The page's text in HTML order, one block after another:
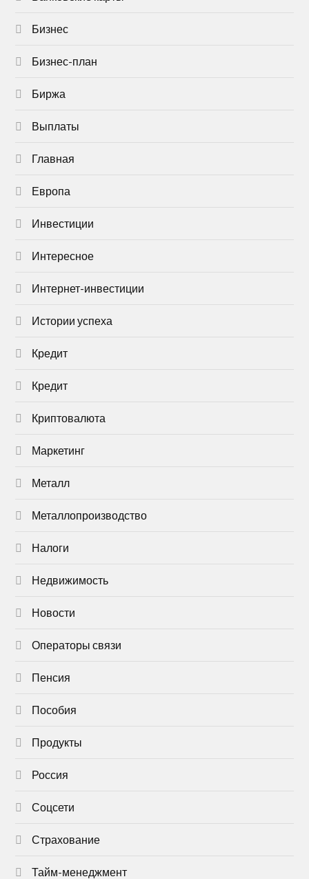
Бизнес
Бизнес-план
Биржа
Выплаты
Главная
Европа
Инвестиции
Интересное
Интернет-инвестиции
Истории успеха
Кредит
Кредит
Криптовалюта
Маркетинг
Металл
Металлопроизводство
Налоги
Недвижимость
Новости
Операторы связи
Пенсия
Пособия
Продукты
Россия
Соцсети
Страхование
Тайм-менеджмент